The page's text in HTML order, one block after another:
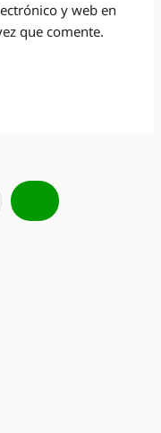
y web en
que comente.